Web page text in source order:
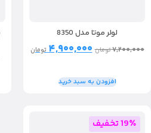
لولر موتا مدل 8350
۷,۲۰۰,۰۰۰تومان ۴,۹۰۰,۰۰۰تومان
افزودن به سبد خرید
19٪ تخفیف